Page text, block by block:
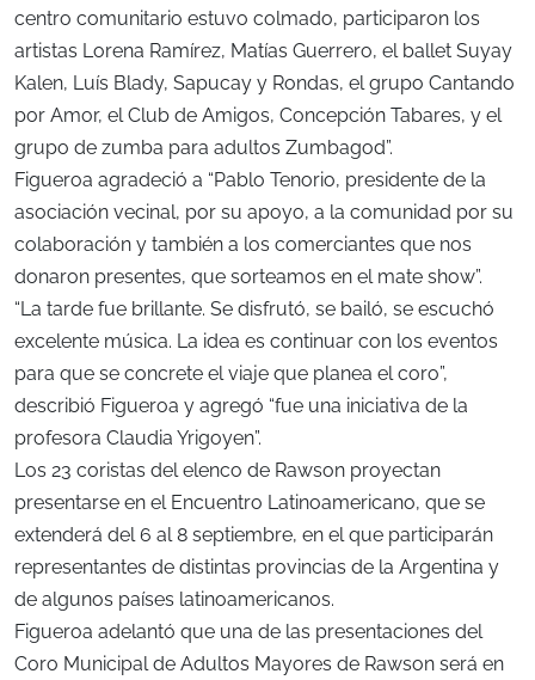
centro comunitario estuvo colmado, participaron los
artistas Lorena Ramírez, Matías Guerrero, el ballet Suyay
Kalen, Luís Blady, Sapucay y Rondas, el grupo Cantando
por Amor, el Club de Amigos, Concepción Tabares, y el
grupo de zumba para adultos Zumbagod”.
Figueroa agradeció a “Pablo Tenorio, presidente de la
asociación vecinal, por su apoyo, a la comunidad por su
colaboración y también a los comerciantes que nos
donaron presentes, que sorteamos en el mate show”.
“La tarde fue brillante. Se disfrutó, se bailó, se escuchó
excelente música. La idea es continuar con los eventos
para que se concrete el viaje que planea el coro”,
describió Figueroa y agregó “fue una iniciativa de la
profesora Claudia Yrigoyen”.
Los 23 coristas del elenco de Rawson proyectan
presentarse en el Encuentro Latinoamericano, que se
extenderá del 6 al 8 septiembre, en el que participarán
representantes de distintas provincias de la Argentina y
de algunos países latinoamericanos.
Figueroa adelantó que una de las presentaciones del
Coro Municipal de Adultos Mayores de Rawson será en